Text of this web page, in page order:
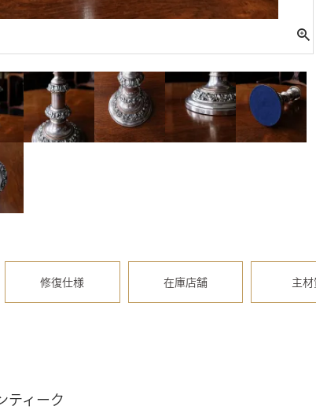
修復仕様 在庫店舗 主
ティーク